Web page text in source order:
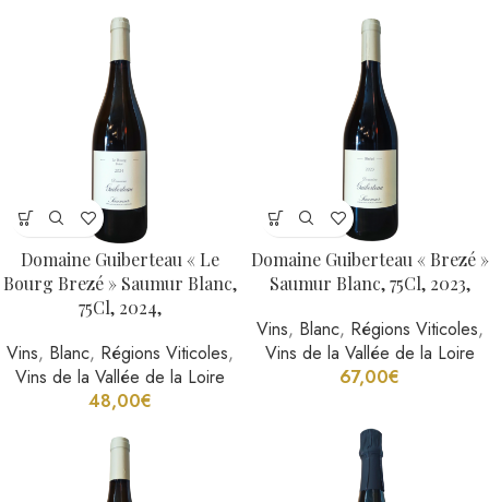
Domaine Guiberteau « Le
Bourg Brezé » Saumur Blanc,
75Cl, 2024,
Vins, Blanc, Régions Viticoles,
Vins de la Vallée de la Loire
48,00€
Domaine Guiberteau « Brezé »
Saumur Blanc, 75Cl, 2023,
Vins, Blanc, Régions Viticoles,
Vins de la Vallée de la Loire
67,00€